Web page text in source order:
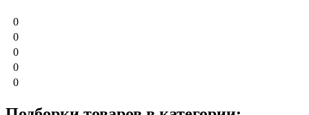
0
0
0
0
0